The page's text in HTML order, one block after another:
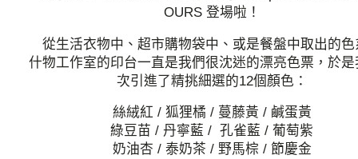
OURS 登場啦！
從生活衣物中、超市購物袋中、或是餐盤中取出的色
什物工作室的印台一直是我們很沈迷的漂亮色票，於是
次引進了精挑細選的12個顏色：
絲絨紅 / 狐狸橘 / 蔓藤黃 / 鹹蛋黃
綠豆苗 / 丹寧藍 / 孔雀藍 / 葡萄紫
奶油杏 / 泰奶茶 / 野馬棕 / 節慶金